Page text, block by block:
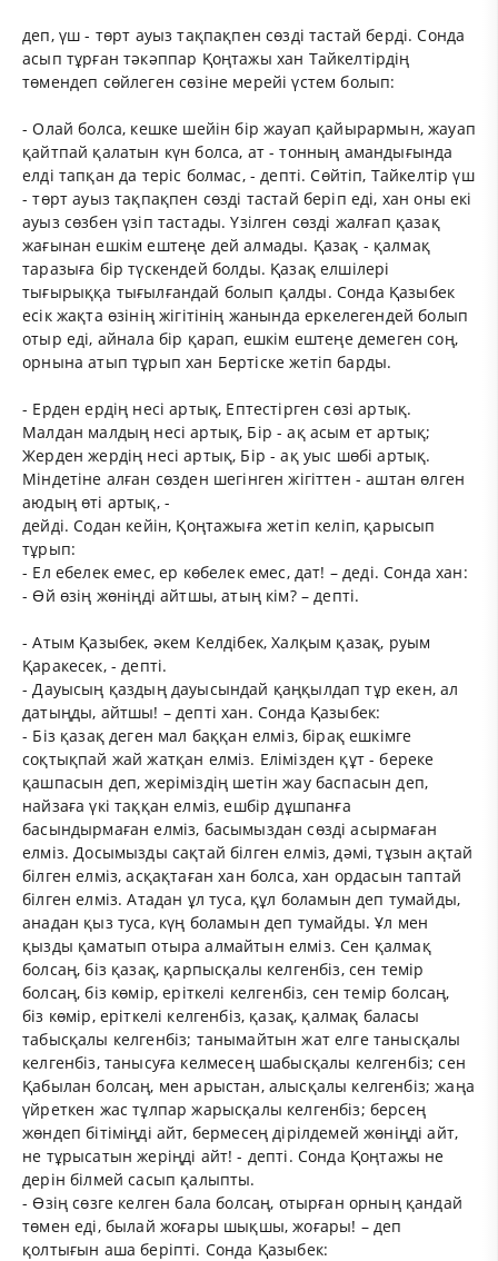
деп, үш - төрт ауыз тақпақпен сөзді тастай берді. Сонда
асып тұрған тәкәппар Қоңтажы хан Тайкелтірдің
төмендеп сөйлеген сөзіне мерейі үстем болып:
- Олай болса, кешке шейін бір жауап қайырармын, жауап
қайтпай қалатын күн болса, ат - тонның амандығында
елді тапқан да теріс болмас, - депті. Сөйтіп, Тайкелтір үш
- төрт ауыз тақпақпен сөзді тастай беріп еді, хан оны екі
ауыз сөзбен үзіп тастады. Үзілген сөзді жалғап қазақ
жағынан ешкім ештеңе дей алмады. Қазақ - қалмақ
таразыға бір түскендей болды. Қазақ елшілері
тығырыққа тығылғандай болып қалды. Сонда Қазыбек
есік жақта өзінің жігітінің жанында еркелегендей болып
отыр еді, айнала бір қарап, ешкім ештеңе демеген соң,
орнына атып тұрып хан Бертіске жетіп барды.
- Ерден ердің несі артық, Ептестірген сөзі артық.
Малдан малдың несі артық, Бір - ақ асым ет артық;
Жерден жердің несі артық, Бір - ақ уыс шөбі артық.
Міндетіне алған сөзден шегінген жігіттен - аштан өлген
аюдың өті артық, -
дейді. Содан кейін, Қоңтажыға жетіп келіп, қарысып
тұрып:
- Ел ебелек емес, ер көбелек емес, дат! – деді. Сонда хан:
- Өй өзің жөніңді айтшы, атың кім? – депті.
- Атым Қазыбек, әкем Келдібек, Халқым қазақ, руым
Қаракесек, - депті.
- Дауысың қаздың дауысындай қаңқылдап тұр екен, ал
датыңды, айтшы! – депті хан. Сонда Қазыбек:
- Біз қазақ деген мал баққан елміз, бірақ ешкімге
соқтықпай жай жатқан елміз. Елімізден құт - береке
қашпасын деп, жеріміздің шетін жау баспасын деп,
найзаға үкі таққан елміз, ешбір дұшпанға
басындырмаған елміз, басымыздан сөзді асырмаған
елміз. Досымызды сақтай білген елміз, дәмі, тұзын ақтай
білген елміз, асқақтаған хан болса, хан ордасын таптай
білген елміз. Атадан ұл туса, құл боламын деп тумайды,
анадан қыз туса, күң боламын деп тумайды. Ұл мен
қызды қаматып отыра алмайтын елміз. Сен қалмақ
болсаң, біз қазақ, қарпысқалы келгенбіз, сен темір
болсаң, біз көмір, еріткелі келгенбіз, сен темір болсаң,
біз көмір, еріткелі келгенбіз, қазақ, қалмақ баласы
табысқалы келгенбіз; танымайтын жат елге танысқалы
келгенбіз, танысуға келмесең шабысқалы келгенбіз; сен
Қабылан болсаң, мен арыстан, алысқалы келгенбіз; жаңа
үйреткен жас тұлпар жарысқалы келгенбіз; берсең
жөндеп бітіміңді айт, бермесең дірілдемей жөніңді айт,
не тұрысатын жеріңді айт! - депті. Сонда Қоңтажы не
дерін білмей сасып қалыпты.
- Өзің сөзге келген бала болсаң, отырған орның қандай
төмен еді, былай жоғары шықшы, жоғары! – деп
қолтығын аша беріпті. Сонда Қазыбек: